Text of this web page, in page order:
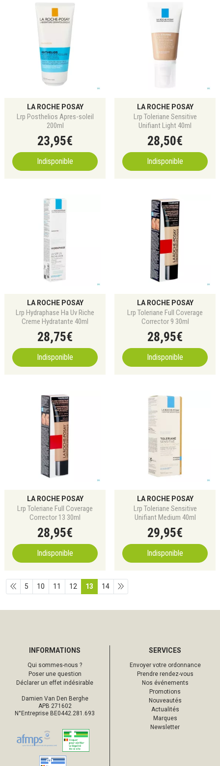
LA ROCHE POSAY
Lrp Posthelios Apres-soleil
200ml
23,95€
Indisponible
LA ROCHE POSAY
Lrp Toleriane Sensitive
Unifiant Light 40ml
28,50€
Indisponible
LA ROCHE POSAY
Lrp Hydraphase Ha Uv Riche
Creme Hydratante 40ml
28,75€
Indisponible
LA ROCHE POSAY
Lrp Toleriane Full Coverage
Corrector 9 30ml
28,95€
Indisponible
LA ROCHE POSAY
Lrp Toleriane Full Coverage
Corrector 13 30ml
28,95€
Indisponible
LA ROCHE POSAY
Lrp Toleriane Sensitive
Unifiant Medium 40ml
29,95€
Indisponible
5 10 11 12 13 14
INFORMATIONS
Qui sommes-nous ?
Poser une question
Déclarer un effet indésirable
Damien Van Den Berghe
APB 271602
N°Entreprise BE0442.281.693
SERVICES
Envoyer votre ordonnance
Prendre rendez-vous
Nos événements
Promotions
Nouveautés
Actualités
Marques
Newsletter